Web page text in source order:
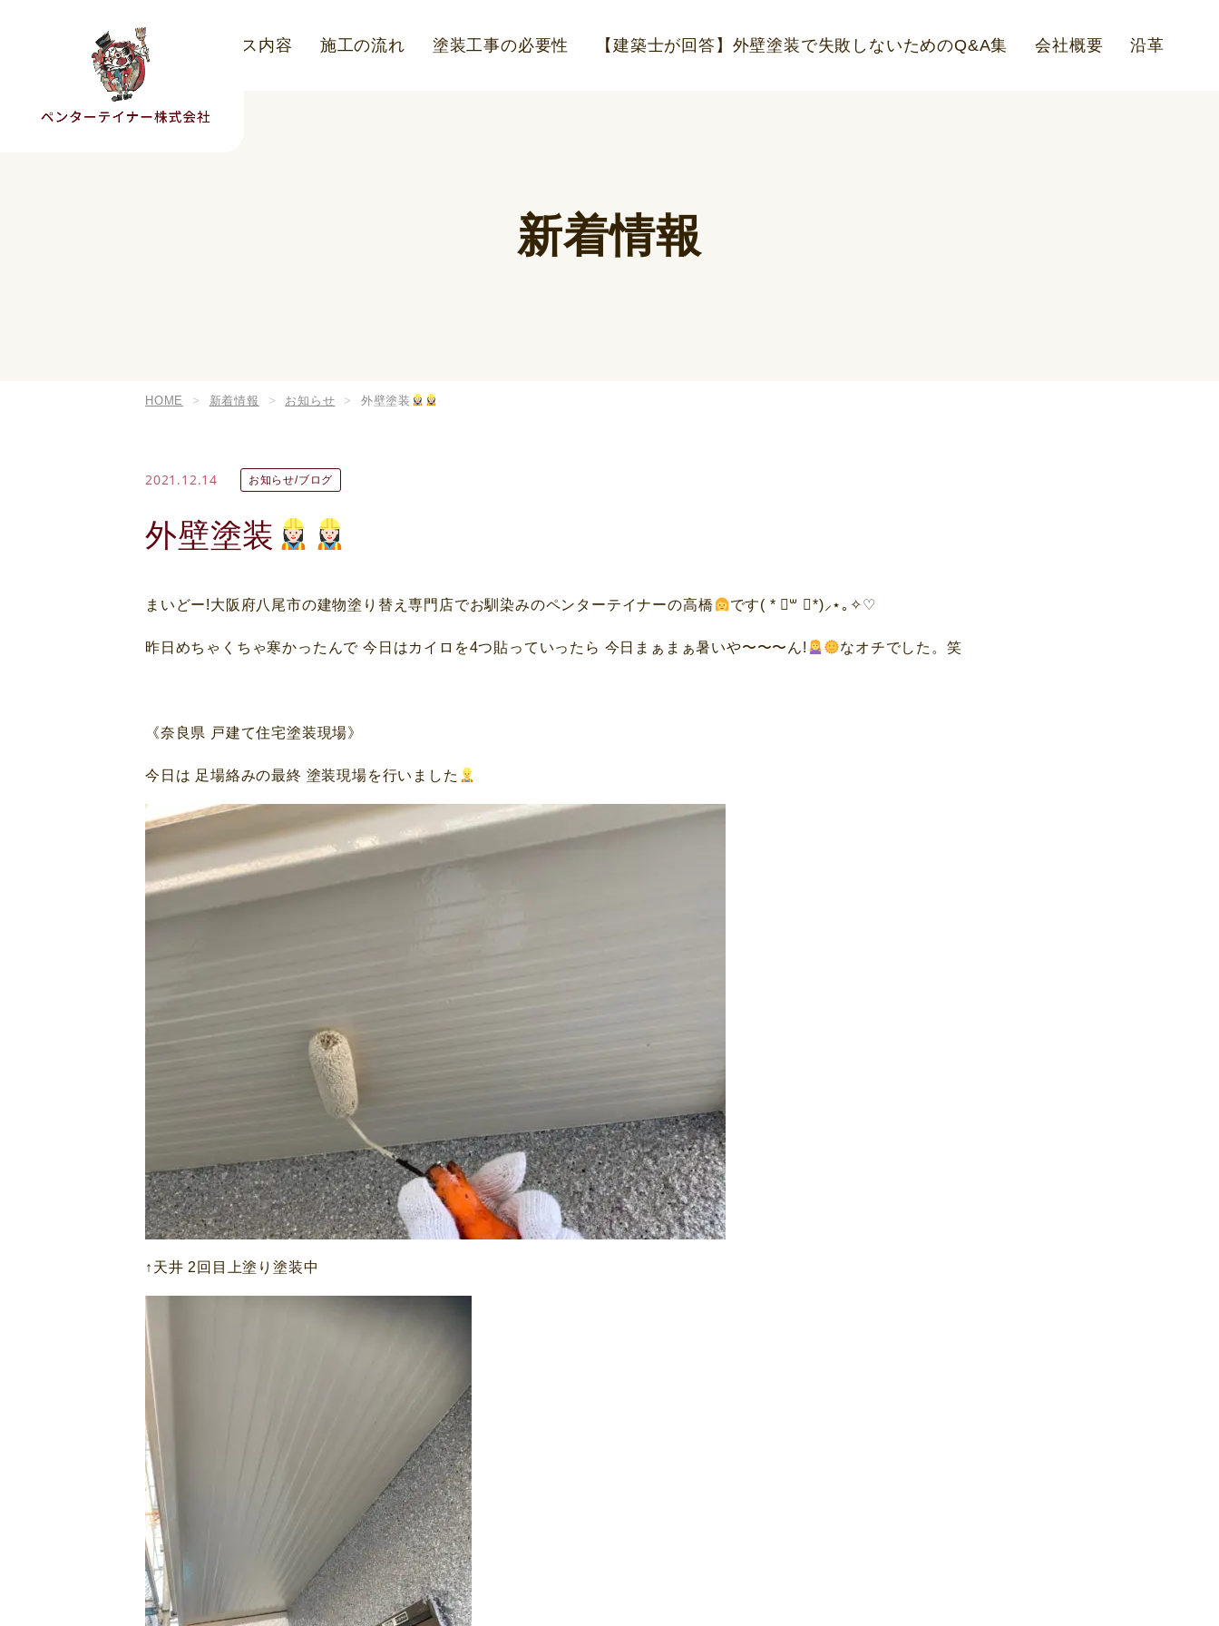
こだわり サービス内容 施工の流れ 塗装工事の必要性 【建築士が回答】外壁塗装で失敗しないためのQ&A集 会社概要 沿革
新着情報
HOME 新着情報 お知らせ 外壁塗装
2021.12.14 お知らせ/ブログ
外壁塗装
まいどー!大阪府八尾市の建物塗り替え専門店でお馴染みのペンターテイナーの高橋 です( * ॑꒳ ॑*)⸝⋆｡✧♡
昨日めちゃくちゃ寒かったんで 今日はカイロを4つ貼っていったら 今日まぁまぁ暑いや〜〜〜ん! なオチでした。笑
《奈良県 戸建て住宅塗装現場》
今日は 足場絡みの最終 塗装現場を行いました
↑天井 2回目上塗り塗装中